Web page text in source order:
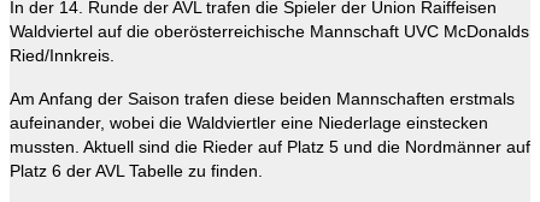
In der 14. Runde der AVL trafen die Spieler der Union Raiffeisen
Waldviertel auf die oberösterreichische Mannschaft UVC McDonalds
Ried/Innkreis.
Am Anfang der Saison trafen diese beiden Mannschaften erstmals
aufeinander, wobei die Waldviertler eine Niederlage einstecken
mussten. Aktuell sind die Rieder auf Platz 5 und die Nordmänner auf
Platz 6 der AVL Tabelle zu finden.